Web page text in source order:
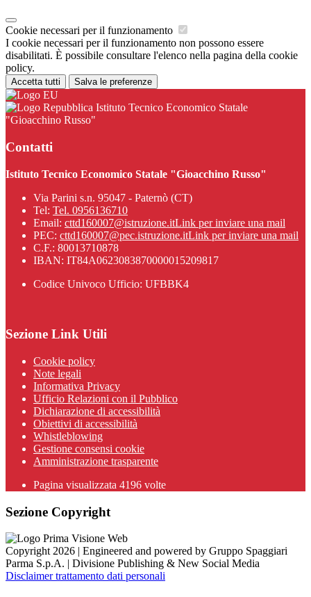
Cookie necessari per il funzionamento
I cookie necessari per il funzionamento non possono essere
disabilitati. È possibile consultare l'elenco nella pagina della cookie
policy.
Accetta tutti Salva le preferenze
Istituto Tecnico Economico Statale
"Gioacchino Russo"
Contatti
Istituto Tecnico Economico Statale "Gioacchino Russo"
Via Parini s.n. 95047 - Paternò (CT)
Tel: Tel. 0956136710
Email: cttd160007@istruzione.itLink per inviare una mail
PEC: cttd160007@pec.istruzione.itLink per inviare una mail
C.F.: 80013710878
IBAN: IT84A0623083870000015209817
Codice Univoco Ufficio: UFBBK4
Sezione Link Utili
Cookie policy
Note legali
Informativa Privacy
Ufficio Relazioni con il Pubblico
Dichiarazione di accessibilità
Obiettivi di accessibilità
Whistleblowing
Gestione consensi cookie
Amministrazione trasparente
Pagina visualizzata 4196 volte
Sezione Copyright
Copyright 2026 | Engineered and powered by Gruppo Spaggiari
Parma S.p.A. | Divisione Publishing & New Social Media
Disclaimer trattamento dati personali